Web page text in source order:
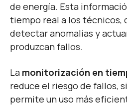
de energía. Esta
tiempo real a los técnicos,
detectar anomalías y
produzcan fallos.
La monitorización en
reduce el riesgo de fallos,
permite un uso más